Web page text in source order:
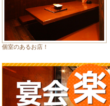
個室のあるお店！